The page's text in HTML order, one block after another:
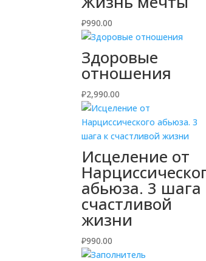
₽990.00
Здоровые
отношения
₽2,990.00
Исцеление от
абьюза. 3 шага
счастливой
жизни
₽990.00